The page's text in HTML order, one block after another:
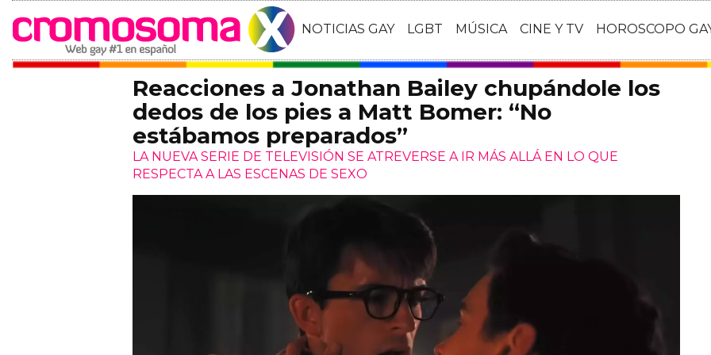
NOTICIAS GAY LGBT MÚSICA CINE Y TV HOROSCOPO
Reacciones a Jonathan Bailey chupándole los
dedos de los pies a Matt Bomer: “No
estábamos preparados”
LA NUEVA SERIE DE TELEVISIÓN SE ATREVERSE A IR MÁS ALLÁ EN LO QUE
RESPECTA A LAS ESCENAS DE SEXO